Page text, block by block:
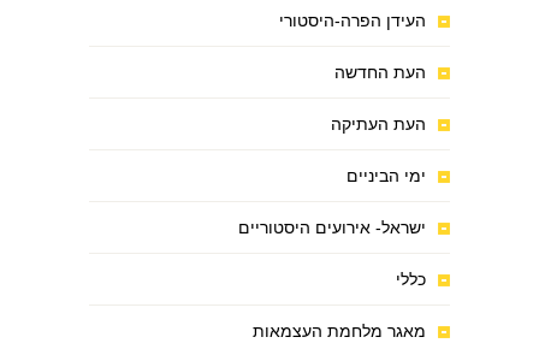
העידן הפרה-היסטורי
העת החדשה
העת העתיקה
ימי הביניים
ישראל- אירועים היסטוריים
כללי
מאגר מלחמת העצמאות